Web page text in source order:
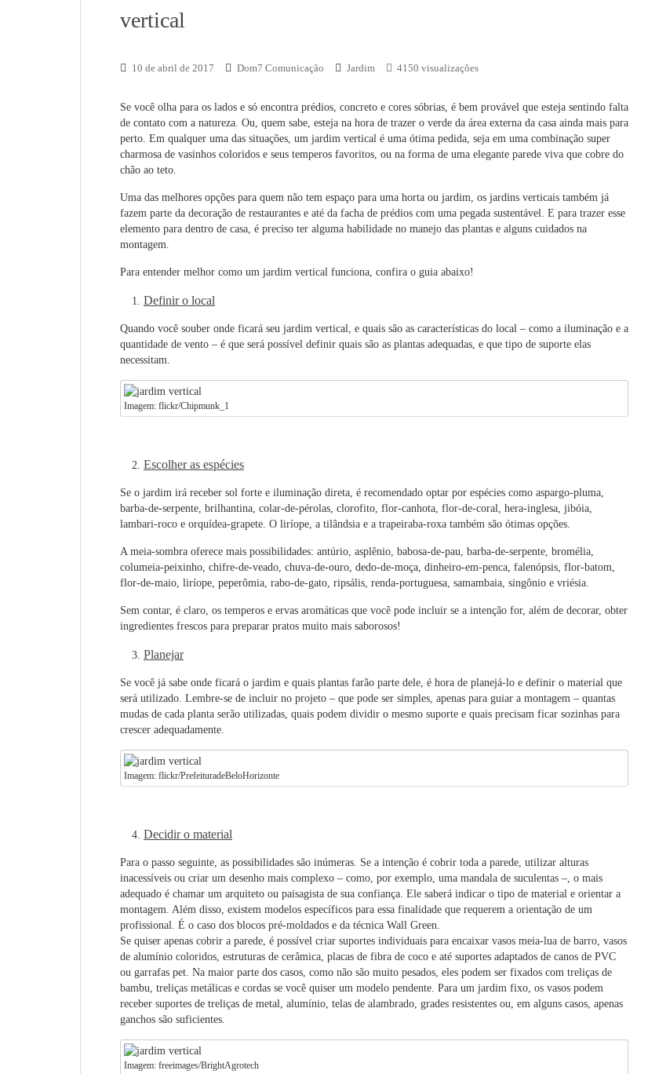
vertical
10 de abril de 2017 Dom7 Comunicação Jardim 4150 visualizações
Se você olha para os lados e só encontra prédios, concreto e cores sóbrias, é bem provável que esteja sentindo falta
de contato com a natureza. Ou, quem sabe, esteja na hora de trazer o verde da área externa da casa ainda mais para
perto. Em qualquer uma das situações, um jardim vertical é uma ótima pedida, seja em uma combinação super
charmosa de vasinhos coloridos e seus temperos favoritos, ou na forma de uma elegante parede viva que cobre do
chão ao teto.
Uma das melhores opções para quem não tem espaço para uma horta ou jardim, os jardins verticais também já
fazem parte da decoração de restaurantes e até da facha de prédios com uma pegada sustentável. E para trazer esse
elemento para dentro de casa, é preciso ter alguma habilidade no manejo das plantas e alguns cuidados na
montagem.
Para entender melhor como um jardim vertical funciona, confira o guia abaixo!
Definir o local
Quando você souber onde ficará seu jardim vertical, e quais são as características do local – como a iluminação e a
quantidade de vento – é que será possível definir quais são as plantas adequadas, e que tipo de suporte elas
necessitam.
Imagem: flickr/Chipmunk_1
Escolher as espécies
Se o jardim irá receber sol forte e iluminação direta, é recomendado optar por espécies como aspargo-pluma,
barba-de-serpente, brilhantina, colar-de-pérolas, clorofito, flor-canhota, flor-de-coral, hera-inglesa, jibóia,
lambari-roco e orquídea-grapete. O liríope, a tilândsia e a trapeiraba-roxa também são ótimas opções.
A meia-sombra oferece mais possibilidades: antúrio, asplênio, babosa-de-pau, barba-de-serpente, bromélia,
columeia-peixinho, chifre-de-veado, chuva-de-ouro, dedo-de-moça, dinheiro-em-penca, falenópsis, flor-batom,
flor-de-maio, liríope, peperômia, rabo-de-gato, ripsális, renda-portuguesa, samambaia, singônio e vriésia.
Sem contar, é claro, os temperos e ervas aromáticas que você pode incluir se a intenção for, além de decorar, obter
ingredientes frescos para preparar pratos muito mais saborosos!
Planejar
Se você já sabe onde ficará o jardim e quais plantas farão parte dele, é hora de planejá-lo e definir o material que
será utilizado. Lembre-se de incluir no projeto – que pode ser simples, apenas para guiar a montagem – quantas
mudas de cada planta serão utilizadas, quais podem dividir o mesmo suporte e quais precisam ficar sozinhas para
crescer adequadamente.
Imagem: flickr/PrefeituradeBeloHorizonte
Decidir o material
Para o passo seguinte, as possibilidades são inúmeras. Se a intenção é cobrir toda a parede, utilizar alturas
inacessíveis ou criar um desenho mais complexo – como, por exemplo, uma mandala de suculentas –, o mais
adequado é chamar um arquiteto ou paisagista de sua confiança. Ele saberá indicar o tipo de material e orientar a
montagem. Além disso, existem modelos específicos para essa finalidade que requerem a orientação de um
profissional. É o caso dos blocos pré-moldados e da técnica Wall Green.
Se quiser apenas cobrir a parede, é possível criar suportes individuais para encaixar vasos meia-lua de barro, vasos
de alumínio coloridos, estruturas de cerâmica, placas de fibra de coco e até suportes adaptados de canos de PVC
ou garrafas pet. Na maior parte dos casos, como não são muito pesados, eles podem ser fixados com treliças de
bambu, treliças metálicas e cordas se você quiser um modelo pendente. Para um jardim fixo, os vasos podem
receber suportes de treliças de metal, alumínio, telas de alambrado, grades resistentes ou, em alguns casos, apenas
ganchos são suficientes.
Imagem: freeimages/BrightAgrotech